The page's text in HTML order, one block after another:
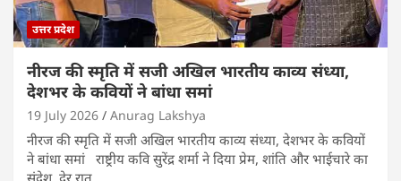
उत्तर प्रदेश
नीरज की स्मृति में सजी अखिल भारतीय काव्य संध्या,
देशभर के कवियों ने बांधा समां
19 July 2026 Anurag Lakshya
नीरज की स्मृति में सजी अखिल भारतीय काव्य संध्या, देशभर के कवियों
ने बांधा समां राष्ट्रीय कवि सुरेंद्र शर्मा ने दिया प्रेम, शांति और भाईचारे का
संदेश, देर रात…